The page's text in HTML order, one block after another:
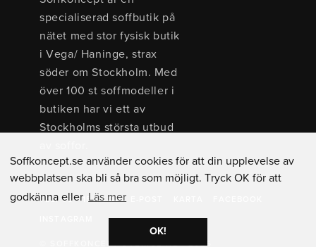
specialiserad soffbutik på
nätet med stor fysisk butik
i Vega/ Haninge, strax
söder om Stockholm. Med
över 100 st soffmodeller i
butiken har vi ett av
Stockholms största utbud
TEL: 08 - 15 40 00
© SOFFKONCEPT SVERIGE AB - 2026
Soffkoncept.se använder cookies för att din upplevelse av
webbplatsen ska bli så bra som möjligt. Tryck OK för att
godkänna eller Läs mer
OK!